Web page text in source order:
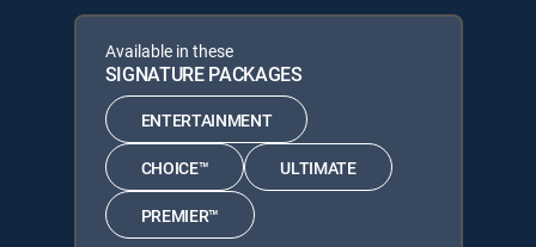
Available in these
SIGNATURE PACKAGES
ENTERTAINMENT
CHOICE™ ULTIMATE
PREMIER™